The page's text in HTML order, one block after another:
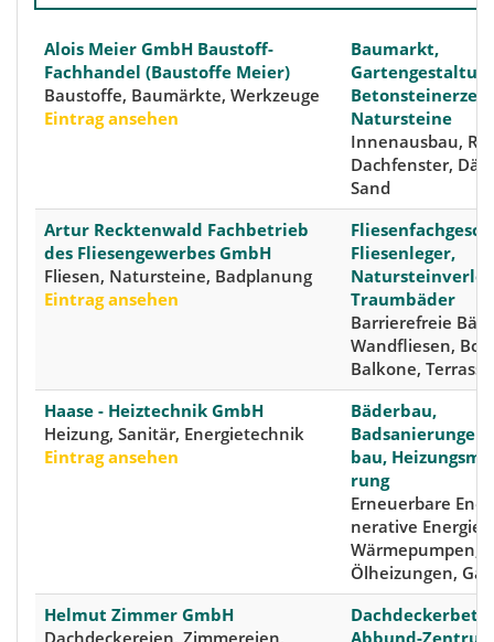
Alois Meier GmbH Baustoff-
Fachhandel (Baustoffe Meier)
Baustoffe, Baumärkte, Werkzeuge
Eintrag ansehen
Baumarkt,
Natursteine
Innenausbau,
Dachfenster,
Sand
Artur Recktenwald Fachbetrieb
des Fliesengewerbes GmbH
Fliesen, Natursteine, Badplanung
Eintrag ansehen
Fliesenleger,
Traumbäder
Barrierefreie
Wandfliesen,
Balkone,
Haase - Heiztechnik GmbH
Heizung, Sanitär, Energietechnik
Eintrag ansehen
Bäderbau,
bau,
rung
Erneuer­bare
nera­tive Ener­gie,
Wärmepumpen,
Ölheizungen,
Helmut Zimmer GmbH